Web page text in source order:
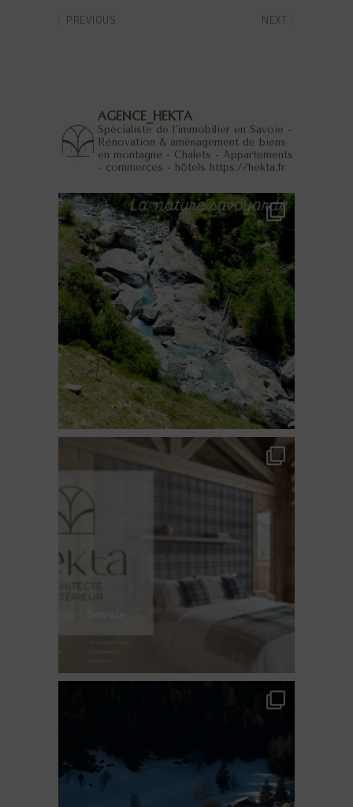
PREVIOUS NEXT
AGENCE_HEKTA
Spécialiste de l’immobilier en Savoie -
Rénovation & aménagement de biens
en montagne - Chalets - Appartements
- commerces - hôtels https://hekta.fr